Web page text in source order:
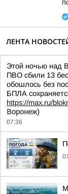
ЛЕНТА
Этой ночью над
ПВО сбили 13
обошлось без
БПЛА
https://max.ru/
Воронеж)
07:36